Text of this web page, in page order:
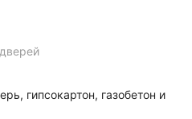
гипсокартон, газобетон и